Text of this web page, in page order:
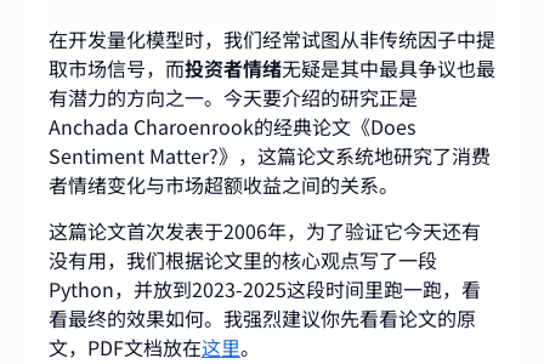
在开发量化模型时，我们经常试图从非传统因子中提
取市场信号，而投资者情绪无疑是其中最具争议也最
有潜力的方向之一。今天要介绍的研究正是
Anchada Charoenrook的经典论文《Does
Sentiment Matter?》，这篇论文系统地研究了消费
者情绪变化与市场超额收益之间的关系。
这篇论文首次发表于2006年，为了验证它今天还有
没有用，我们根据论文里的核心观点写了一段
Python，并放到2023-2025这段时间里跑一跑，看
看最终的效果如何。我强烈建议你先看看论文的原
文，PDF文档放在这里。